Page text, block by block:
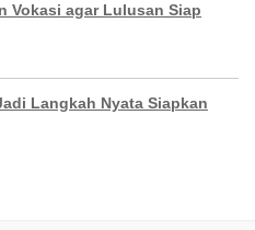
Vokasi agar Lulusan Siap
Langkah Nyata Siapkan